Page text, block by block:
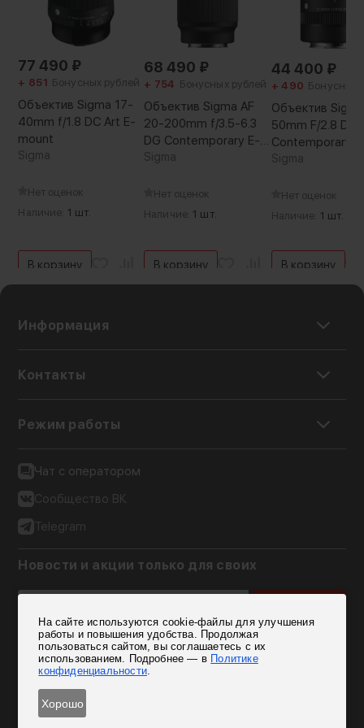
310 г
77 490 ₽
+ 851 Бонусных рублей
Объектив Sigma 17-
40mm f/1.8 DC Art E-
mount
Sigma
Нет оценок
Наличие: 1 шт.
В корзину
68 490 ₽
+ 754 Бонусных рублей
Объектив Sigma AF
20-200mm f/3.5-6.3
DG Contemporary E-
mount
Sigma
Нет оценок
Наличие: 1 шт.
В корзину
44 400 ₽
+ 490 Бонусных
Объектив
50mm F/2.8 DC
Contemporary
Sigma
Нет оценок
Наличие: 1 шт.
В корзину
Информация
Контакты
Режим работы
Чат с оператором
Сообщество ВК
Telegram
Новости и акции только для своих
Согласен на обработку персональных данных
На сайте используются cookie-файлы для улучшения
работы и повышения удобства. Продолжая
пользоваться сайтом, вы соглашаетесь с их
использованием. Подробнее — в Политике
конфиденциальности.
Хорошо